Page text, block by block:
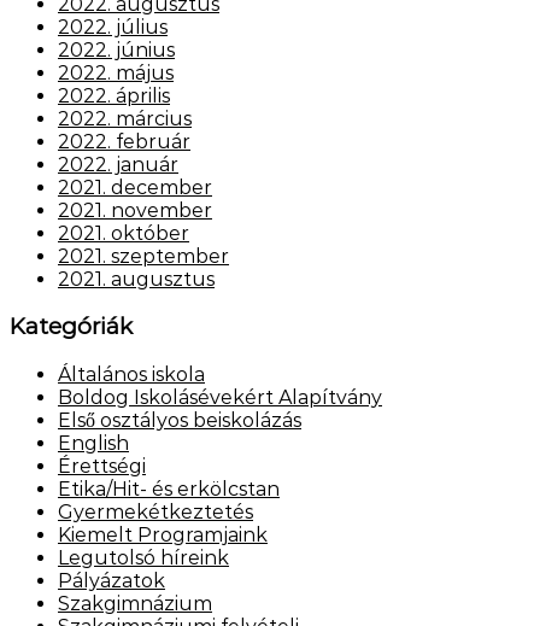
2022. július
2022. június
2022. május
2022. április
2022. március
2022. február
2022. január
2021. december
2021. november
2021. október
2021. szeptember
2021. augusztus
Kategóriák
Általános iskola
Boldog Iskolásévekért Alapítvány
Első osztályos beiskolázás
English
Érettségi
Etika/Hit- és erkölcstan
Gyermekétkeztetés
Kiemelt Programjaink
Legutolsó híreink
Pályázatok
Szakgimnázium